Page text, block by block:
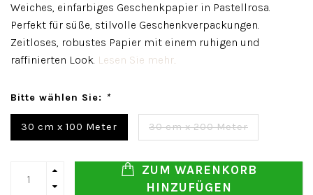
Weiches, einfarbiges Geschenkpapier in Pastellrosa.
Perfekt für süße, stilvolle Geschenkverpackungen.
Zeitloses, robustes Papier mit einem ruhigen und
raffinierten Look. Lesen Sie mehr..
Bitte wählen Sie: *
30 cm x 100 Meter 30 cm x 200 Meter
ZUM WARENKORB
HINZUFÜGEN